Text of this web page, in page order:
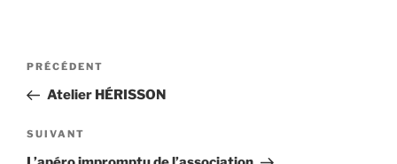
Navigation
l’article
Article
précédent
PRÉCÉDENT
Atelier HÉRISSON
Article
suivant
SUIVANT